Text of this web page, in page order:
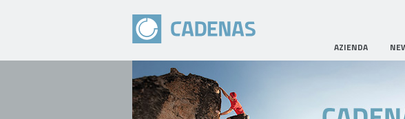
AZIENDA